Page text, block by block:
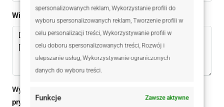
spersonalizowanych reklam, Wykorzystanie profili do
wyboru spersonalizowanych reklam, Tworzenie profili w
celu personalizacji treści, Wykorzystywanie profili w
celu doboru spersonalizowanych treści, Rozwój i
ulepszanie usług, Wykorzystywanie ograniczonych
danych do wyboru treści.
Funkcje Zawsze aktywne
Wiadomomść
Wysyłając ten formularz zgadzam się z
prywatności